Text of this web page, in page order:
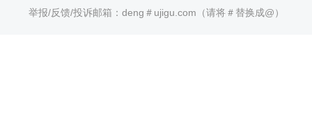
举报/反馈/投诉邮箱：deng＃ujigu.com（请将＃替换成@）